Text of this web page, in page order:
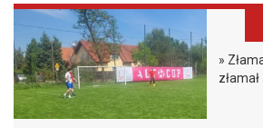
»
złamał